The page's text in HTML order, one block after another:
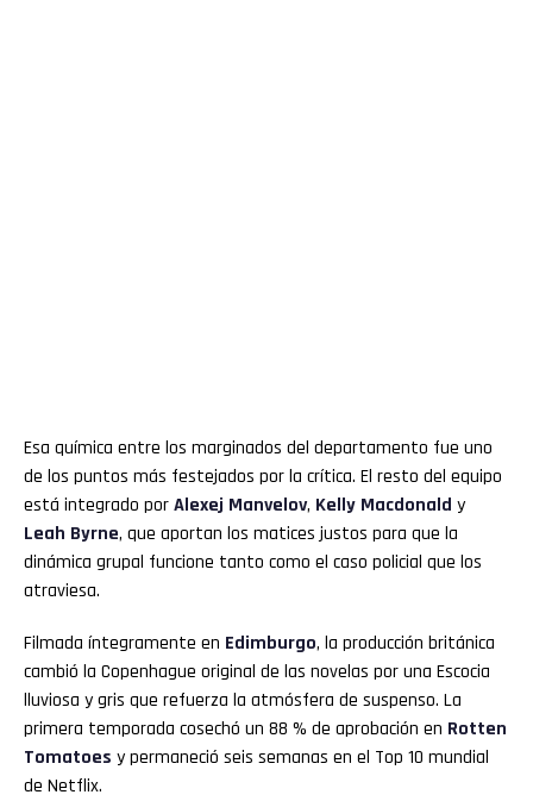
Esa química entre los marginados del departamento fue uno
de los puntos más festejados por la crítica. El resto del equipo
está integrado porAlexej Manvelov, Kelly Macdonald y
Leah Byrne, que aportan los matices justos para que la
dinámica grupal funcione tanto como el caso policial que los
atraviesa.
Filmada íntegramente en Edimburgo, la producción británica
cambió la Copenhague original de las novelas por una Escocia
lluviosa y gris que refuerza la atmósfera de suspenso. La
primera temporada cosechó un 88 % de aprobación en Rotten
Tomatoes y permaneció seis semanas en el Top 10 mundial
de Netflix.